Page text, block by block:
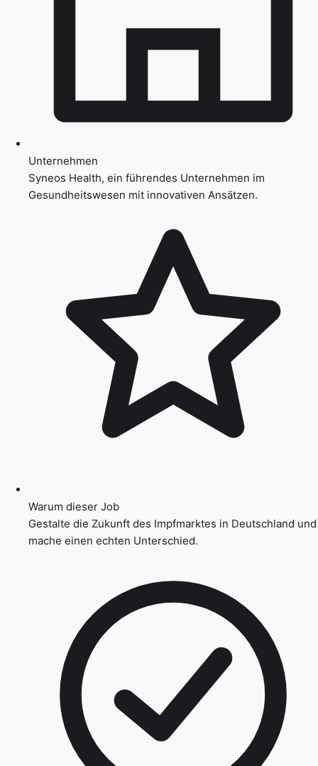
Unternehmen
Syneos Health, ein führendes Unternehmen im
Gesundheitswesen mit innovativen Ansätzen.
Warum dieser Job
Gestalte die Zukunft des Impfmarktes in Deutschland und
mache einen echten Unterschied.